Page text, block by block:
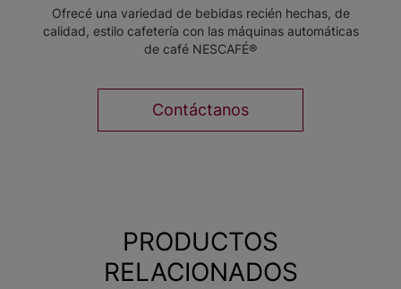
Ofrecé una variedad de bebidas recién hechas, de
calidad, estilo cafetería con las máquinas automáticas
de café NESCAFÉ®
Contáctanos
PRODUCTOS
RELACIONADOS